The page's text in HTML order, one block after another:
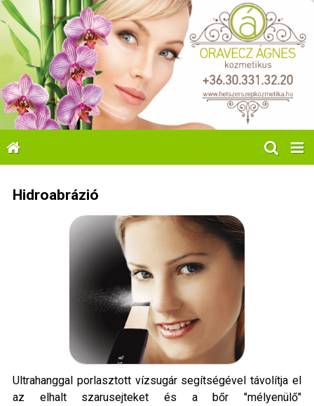
Hidroabrázió
Ultrahanggal porlasztott vízsugár segítségével távolítja el
az elhalt szarusejteket és a bőr "mélyenülő"